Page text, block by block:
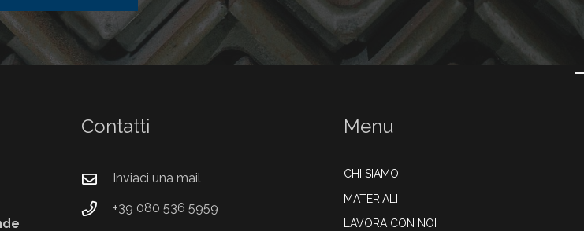
Contatti
Inviaci una mail
+39 080 536 5959
Menu
CHI SIAMO
MATERIALI
LAVORA CON NOI